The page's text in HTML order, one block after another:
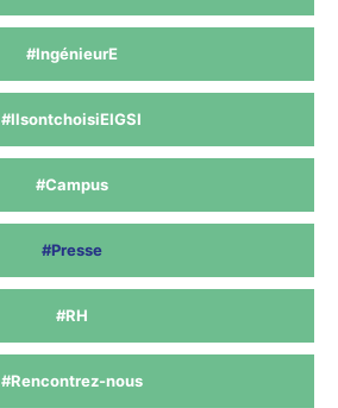
#IngénieurE
#IlsontchoisiEIGSI
#Campus
#Presse
#RH
#Rencontrez-nous